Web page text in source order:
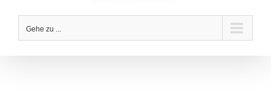
Gehe zu ...